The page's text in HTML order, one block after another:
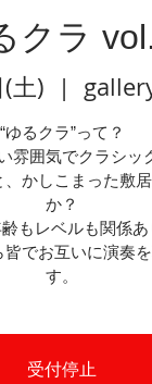
クラ
土)
  |
“ゆるクラ”って？
雰囲気でクラシッ
かしこまった敷
か？
もレベルも関係あ
でお互いに演奏
す。
受付停止